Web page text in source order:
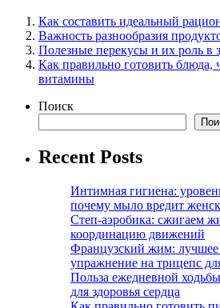
Как составить идеальный
Важность разнообразия
Полезные перекусы и их роль в
Как правильно готовить блюда,
витамины
Поиск
Recent Posts
Интимная гигиена:
почему мыло вредит
Степ-аэробика: сжигаем
координацию движений
Французский жим:
упражнение на трицепс
Польза ежедневной
для здоровья сердца